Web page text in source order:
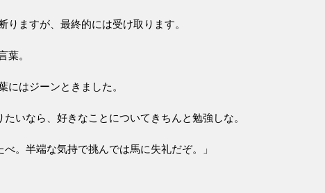
りますが、最終的には受け取ります。
葉。
にはジーンときました。
たいなら、好きなことについてきちんと勉強しな。
。半端な気持で挑んでは馬に失礼だぞ。」